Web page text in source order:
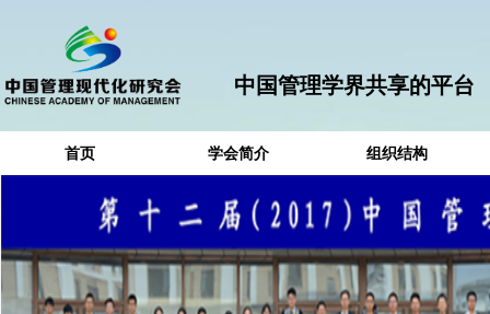
中国管理学界共享的平台
首页 学会简介 组织结构